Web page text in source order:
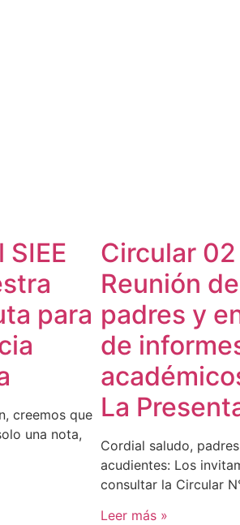
SIEE
para
creemos que
una nota,
Circular
Reunión de
padres y
de
La
Cordial saludo,
acudientes: Los
consultar la Circular
Leer más »